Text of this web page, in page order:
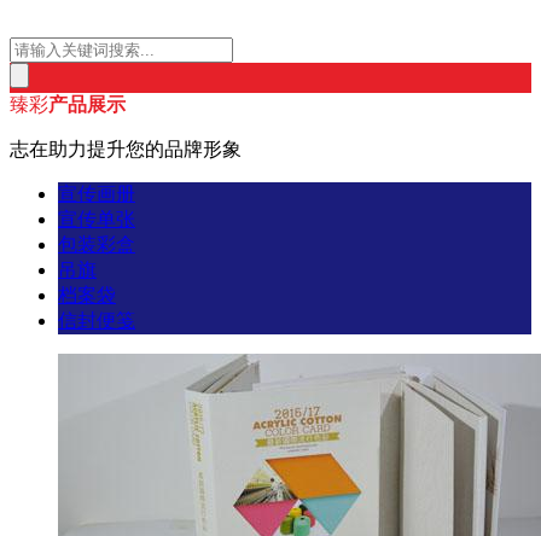
臻彩产品展示
志在助力提升您的品牌形象
宣传画册
宣传单张
包装彩盒
吊旗
档案袋
信封便笺